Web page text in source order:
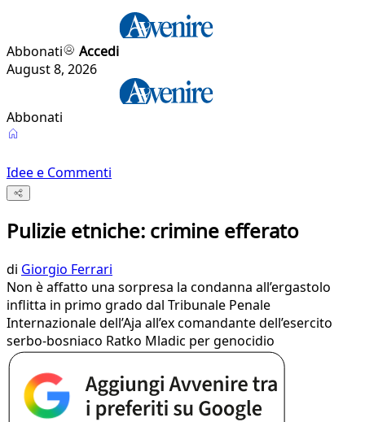
Abbonati
Accedi
August 8, 2026
Abbonati
Idee e Commenti
Pulizie etniche: crimine efferato
di Giorgio Ferrari
Non è affatto una sorpresa la condanna all’ergastolo
inflitta in primo grado dal Tribunale Penale
Internazionale dell’Aja all’ex comandante dell’esercito
serbo-bosniaco Ratko Mladic per genocidio